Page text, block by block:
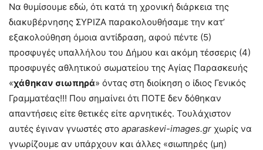
Να θυμίσουμε εδώ, ότι κατά τη χρονική διάρκεια της
διακυβέρνησης ΣΥΡΙΖΑ παρακολουθήσαμε την κατ’
εξακολούθηση όμοια αντίδραση, αφού πέντε (5)
προσφυγές υπαλλήλου του Δήμου και ακόμη τέσσερις (4)
προσφυγές αθλητικού σωματείου της Αγίας Παρασκευής
«χάθηκαν σιωπηρά» όντας στη διοίκηση ο ίδιος Γενικός
Γραμματέας!!! Που σημαίνει ότι ΠΟΤΕ δεν δόθηκαν
απαντήσεις είτε θετικές είτε αρνητικές. Τουλάχιστον
αυτές έγιναν γνωστές στο aparaskevi-images.gr χωρίς να
γνωρίζουμε αν υπάρχουν και άλλες «σιωπηρές (μη)